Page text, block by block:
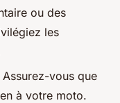
ou des
les
Assurez-vous que
à votre moto.